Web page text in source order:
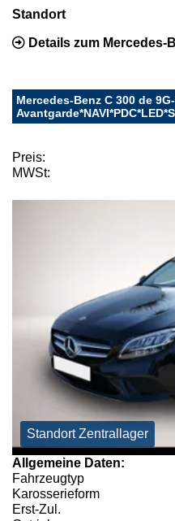
Standort
Details zum Mercedes-
Mercedes-Benz C 300 de
Preis:
MWSt:
Standort Zentrallager
Allgemeine Daten:
Fahrzeugtyp
Karosserieform
Erst-Zul.